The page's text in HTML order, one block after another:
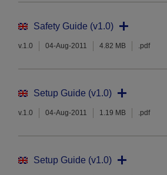
Safety Guide (v1.0)
v.1.0 04-Aug-2011 4.82 MB .pdf
Setup Guide (v1.0)
v.1.0 04-Aug-2011 1.19 MB .pdf
Setup Guide (v1.0)